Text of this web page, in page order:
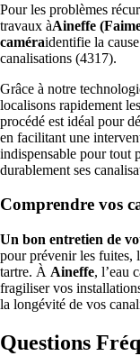
Pour les problèmes
travaux àAineffe
caméraidentifie la
canalisations (4317).
Grâce à notre
localisons rapidement
procédé est idéal pour
en facilitant une
indispensable pour tout
durablement ses
Comprendre vos
Un bon entretien de
pour prévenir les fuites,
tartre. À Aineffe, l’eau
fragiliser vos
la longévité de vos
Questions